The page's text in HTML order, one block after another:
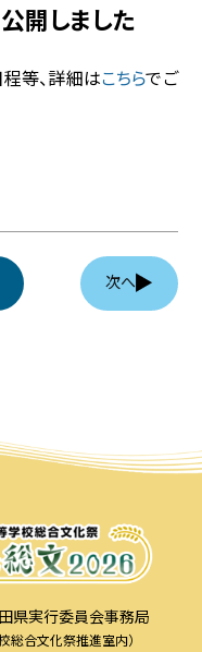
ー
開しました
等、詳細はこちらでご
次へ
県実行委員会事務局
総合文化祭推進室内）